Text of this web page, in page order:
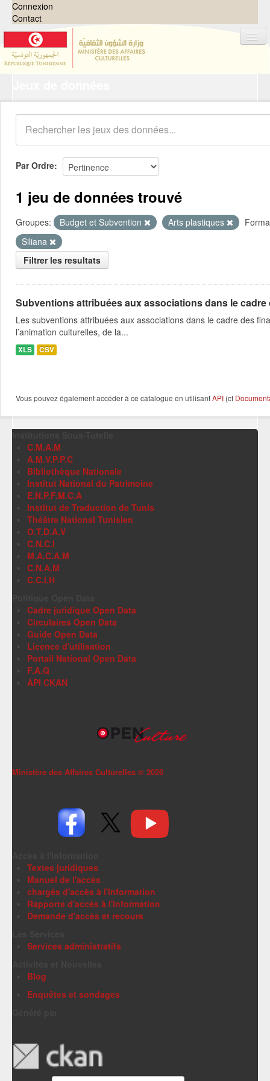
Connexion
Contact
Organisations
Groupes
Demandes 0
À propos
Par Ordre
1 jeu de données trouvé
Groupes: Budget et Subvention Arts plastiques
Siliana
Filtrer les resultats
Subventions attribuées aux associations dans le
Les subventions attribuées aux associations dans le cadre des
l’animation culturelles, de la...
XLS CSV
Vous pouvez également accéder à ce catalogue en utilisantAPI (cf
C.M.A.M
A.M.V.P.P.C
Bibliothèque Nationale
Institut National du Patrimoine
E.N.P.F.M.C.A
Institut de Traduction de Tunis
Théâtre National Tunisien
O.T.D.A.V
C.N.C.I
M.A.C.A.M
C.N.A.M
C.C.I.H
Cadre juridique Open Data
Circulaires Open Data
Guide Open Data
Licence d'utilisation
Portail National Open Data
F.A.Q
API CKAN
Ministère des Affaires Culturelles © 2026
Textes juridiques
Manuel de l'accès
chargés d'accès à l'information
Rapports d'accès à l'information
Demande d'accès et recours
Services administratifs
Blog
Enquêtes et sondages